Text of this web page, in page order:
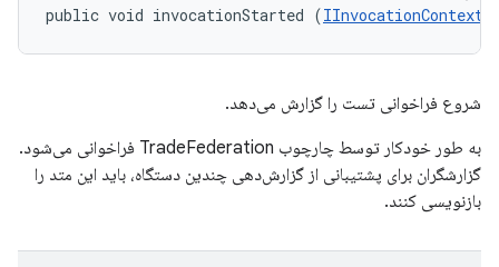
public void invocationStarted (IInvocationContext
شروع فراخوانی تست را گزارش می‌دهد.
به طور خودکار توسط چارچوب TradeFederation فراخوانی می‌شود.
گزارشگران برای پشتیبانی از گزارش‌دهی چندین دستگاه، باید این متد را
بازنویسی کنند.